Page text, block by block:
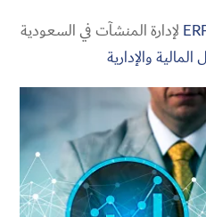
لإدارة المنشآت في السعودية
والإدارية